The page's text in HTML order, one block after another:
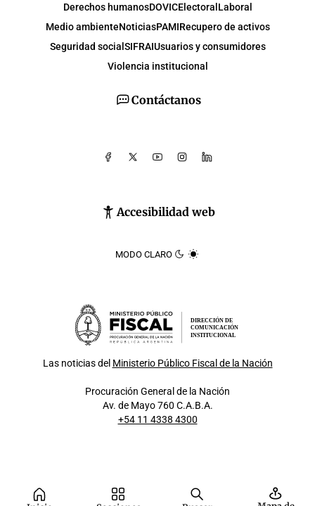
Contáctanos
Accesibilidad web
MODO CLARO
Derechos humanosDOVICElectoralLaboral
Medio ambienteNoticiasPAMIRecupero de activos
Seguridad socialSIFRAIUsuarios y consumidores
Violencia institucional
DIRECCIÓN DE
COMUNICACIÓN
INSTITUCIONAL
Las noticias del Ministerio Público Fiscal de la Nación
Procuración General de la Nación
Av. de Mayo 760 C.A.B.A.
+54 11 4338 4300